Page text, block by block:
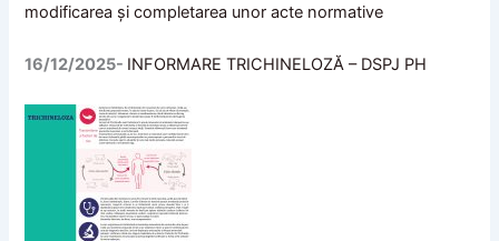
modificarea și completarea unor acte normative
16/12/2025- INFORMARE TRICHINELOZĂ – DSPJ PH